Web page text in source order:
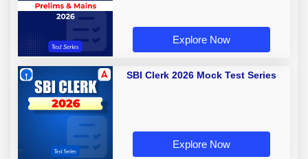
Explore Now
SBI Clerk 2026 Mock Test Series
Explore Now